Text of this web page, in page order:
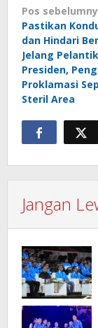
pos
Pos
Pastikan
dan Hindari
Jelang
Presiden,
Proklamasi
Steril Area
Jangan